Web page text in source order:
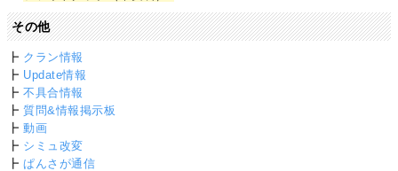
その他
┣ クラン情報
┣ Update情報
┣不具合情報
┣質問&情報掲示板
┣動画
┣ シミュ改変
┣ぱんさが通信